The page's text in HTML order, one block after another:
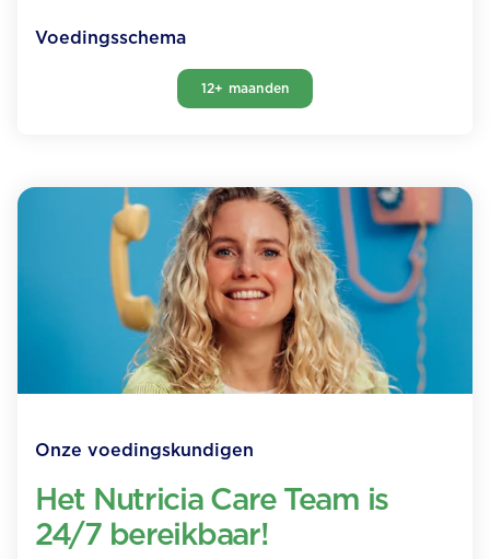
Voedingsschema
12+ maanden
Onze voedingskundigen
Het Nutricia Care Team is
24/7 bereikbaar!